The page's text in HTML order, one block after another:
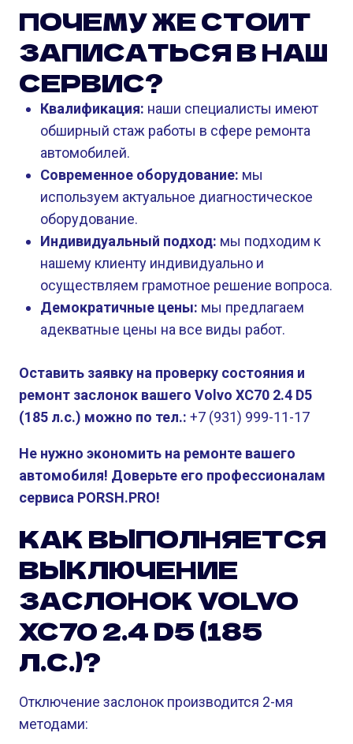
ПОЧЕМУ ЖЕ СТОИТ
ЗАПИСАТЬСЯ В НАШ
СЕРВИС?
Квалификация: наши специалисты имеют
обширный стаж работы в сфере ремонта
автомобилей.
Современное оборудование: мы
используем актуальное диагностическое
оборудование.
Индивидуальный подход: мы подходим к
нашему клиенту индивидуально и
осуществляем грамотное решение вопроса.
Демократичные цены: мы предлагаем
адекватные цены на все виды работ.
Оставить заявку на проверку состояния и
ремонт заслонок вашего Volvo XC70 2.4 D5
(185 л.с.) можно по тел.: +7 (931) 999-11-17
Не нужно экономить на ремонте вашего
автомобиля! Доверьте его профессионалам
сервиса PORSH.PRO!
КАК ВЫПОЛНЯЕТСЯ
ВЫКЛЮЧЕНИЕ
ЗАСЛОНОК VOLVO
XC70 2.4 D5 (185
Л.С.)?
Отключение заслонок производится 2-мя
методами: